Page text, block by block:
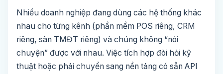
Nhiều doanh nghiệp đang dùng các hệ thống khác
nhau cho từng kênh (phần mềm POS riêng, CRM
riêng, sàn TMĐT riêng) và chúng không “nói
chuyện” được với nhau. Việc tích hợp đòi hỏi kỹ
thuật hoặc phải chuyển sang nền tảng có sẵn API